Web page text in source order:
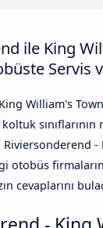
ile King
Servis
William's
Riviersonderend
otobüs
cevaplarını